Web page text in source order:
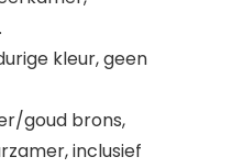
kleur, geen
goud brons,
inclusief